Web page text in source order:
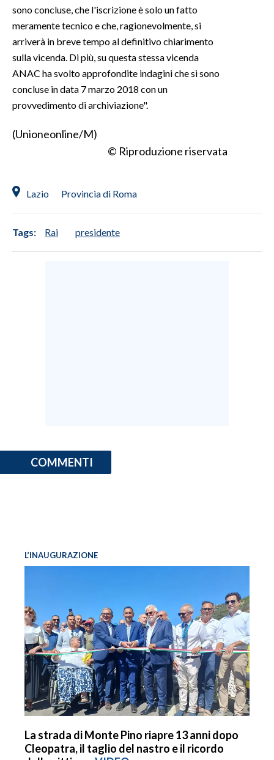
NECROLOGI
PUBBLICITÀ
SPIAGGE
STORE
sono concluse, che l'iscrizione è solo un fatto
meramente tecnico e che, ragionevolmente, si
arriverà in breve tempo al definitivo chiarimento
sulla vicenda. Di più, su questa stessa vicenda
ANAC ha svolto approfondite indagini che si sono
concluse in data 7 marzo 2018 con un
provvedimento di archiviazione".
(Unioneonline/M)
© Riproduzione riservata
Lazio Provincia di Roma
Tags: Rai presidente
COMMENTI
L’INAUGURAZIONE
La strada di Monte Pino riapre 13 anni dopo
Cleopatra, il taglio del nastro e il ricordo